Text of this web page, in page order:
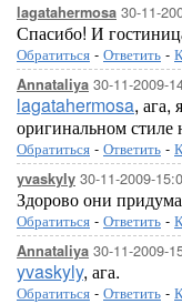
lagatahermosa 30-11-
Спасибо! И
Обратиться - Ответить -
Annataliya 30-11-2009-
lagatahermosa, ага,
оригинальном стиле
Обратиться - Ответить -
yvaskyly 30-11-2009-
Здорово они
Обратиться - Ответить -
Annataliya 30-11-2009-
yvaskyly, ага.
Обратиться - Ответить -